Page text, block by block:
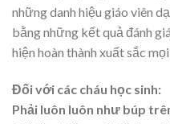
những danh hiệu giáo viên
bằng những kết quả đánh
hiện hoàn thành xuất sắc
Đối với các cháu học sinh:
Phải luôn luôn như búp